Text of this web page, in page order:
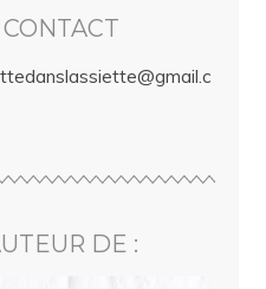
CONTACT
DE :